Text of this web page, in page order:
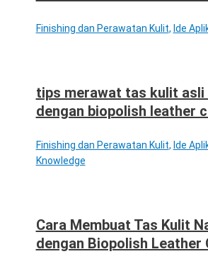
Finishing dan Perawatan Kulit, Ide
tips merawat tas kulit asli
dengan biopolish leather
Finishing dan Perawatan Kulit, Ide
Knowledge
Cara Membuat Tas Kulit
dengan Biopolish Leather